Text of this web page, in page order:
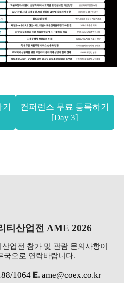
컨퍼런스 무료 등록하기
[Day 3]
티산업전 AME 2026
업전 참가 및 관람 문의사항이
국으로 연락바랍니다.
1064E. ame@coex.co.kr